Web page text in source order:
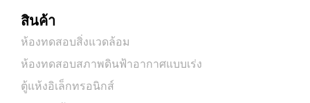
สินค้า
ห้องทดสอบสิ่งแวดล้อม
ห้องทดสอบสภาพดินฟ้าอากาศแบบเร่ง
ตู้แห้งอิเล็กทรอนิกส์